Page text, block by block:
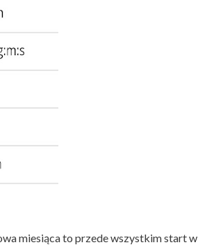
miesiąca to przede wszystkim start w